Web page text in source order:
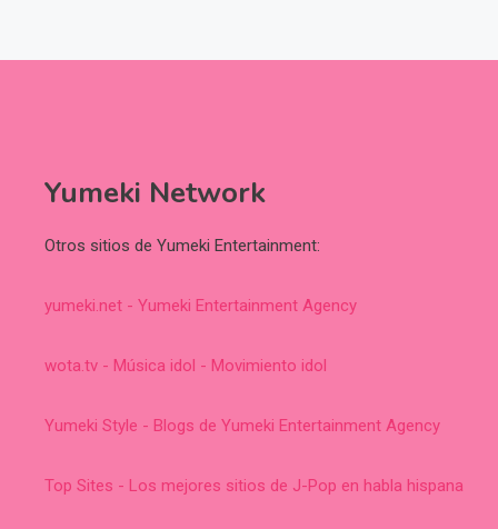
Yumeki Network
Otros sitios de Yumeki Entertainment:
yumeki.net - Yumeki Entertainment Agency
wota.tv - Música idol - Movimiento idol
Yumeki Style - Blogs de Yumeki Entertainment Agency
Top Sites - Los mejores sitios de J-Pop en habla hispana